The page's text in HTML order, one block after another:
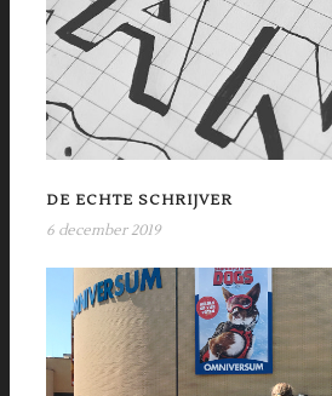
DE ECHTE SCHRIJVER
6 december 2019